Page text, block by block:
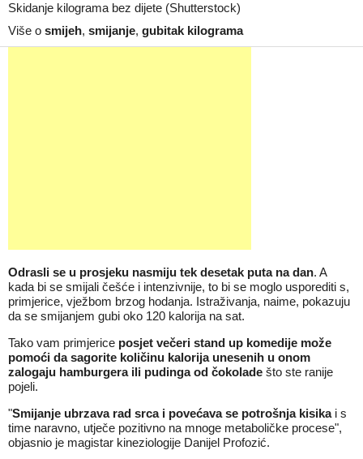
Skidanje kilograma bez dijete (Shutterstock)
Više o smijeh, smijanje, gubitak kilograma
Odrasli se u prosjeku nasmiju tek desetak puta na dan. A
kada bi se smijali češće i intenzivnije, to bi se moglo usporediti s,
primjerice, vježbom brzog hodanja. Istraživanja, naime, pokazuju
da se smijanjem gubi oko 120 kalorija na sat.
Tako vam primjerice posjet večeri stand up komedije može
pomoći da sagorite količinu kalorija unesenih u onom
zalogaju hamburgera ili pudinga od čokolade što ste ranije
pojeli.
"Smijanje ubrzava rad srca i povećava se potrošnja kisikai s
time naravno, utječe pozitivno na mnoge metaboličke procese",
objasnio je magistar kineziologije Danijel Profozić.